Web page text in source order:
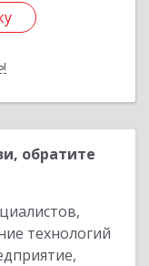
обратите
технологий